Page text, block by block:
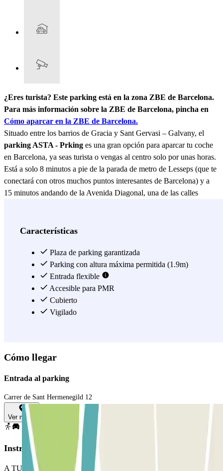
¿Eres turista? Este parking está en la zona ZBE de Barcelona.
Para más información sobre la ZBE de Barcelona, pincha en
Cómo aparcar en la ZBE de Barcelona.
Situado entre los barrios de Gracia y Sant Gervasi – Galvany, el
parking ASTA - Prking es una gran opción para aparcar tu coche
en Barcelona, ya seas turista o vengas al centro solo por unas horas.
Está a solo 8 minutos a pie de la parada de metro de Lesseps (que te
conectará con otros muchos puntos interesantes de Barcelona) y a
15 minutos andando de la Avenida Diagonal, una de las calles
en Barcelona. Si aparcas tu coche en el parking ASTA - Prking, la
un pueblo independiente hasta el siglo XIX, hoy en día es un barrio
repleto de restaurantes internacionales y de comercios que no puedes
perderte. Por otro lado, si eres un amante de los paseos, no puedes
perderte una visita al Parc del Turó del Putxet, a solo 6 minutos a pie
de tu coche. Ya ves, con Parclick viajar es más fácil. Aprovecha
nuestros descuentos y despreocúpate del aparcamiento en
Características
Plaza de parking garantizada
Parking con altura máxima permitida (1.9m)
Entrada flexible
Accesible para PMR
Cubierto
Vigilado
Cómo llegar
Entrada al parking
Carrer de Sant Hermenegild 12
Ver mapa
Instrucciones
A TU LLEGADA: Accede al parking PARA ABRIR LA